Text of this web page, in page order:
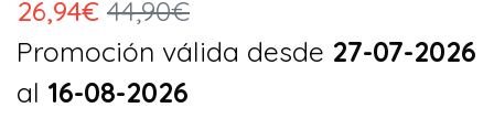
26,94€ 44,90€
Promoción válida desde 27-07-2026
al 16-08-2026